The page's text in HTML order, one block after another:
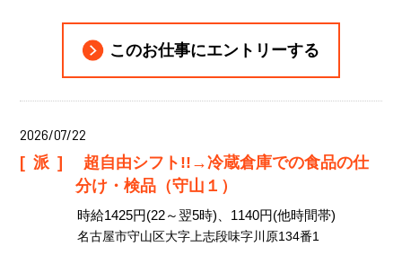
このお仕事にエントリーする
2026/07/22
[派] 超自由シフト!!→冷蔵倉庫での食品の仕
分け・検品（守山１）
時給1425円(22～翌5時)、1140円(他時間帯)
名古屋市守山区大字上志段味字川原134番1